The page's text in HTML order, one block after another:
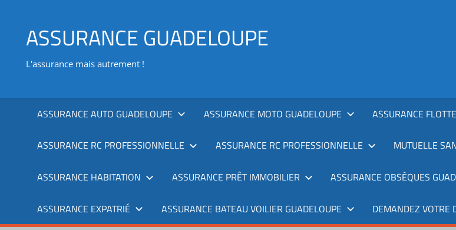
contenuASSURANCE GUADELOUPE
L'assurance mais autrement !
ASSURANCE AUTO GUADELOUPE ASSURANCE MOTO GUADELOUPE ASSURANCE
ASSURANCE RC PROFESSIONNELLE ASSURANCE RC PROFESSIONNELLE MUTUELLE
ASSURANCE HABITATION ASSURANCE PRÊT IMMOBILIER ASSURANCE OBSÈQUES
ASSURANCE EXPATRIÉ ASSURANCE BATEAU VOILIER GUADELOUPE DEMANDEZ VOTRE